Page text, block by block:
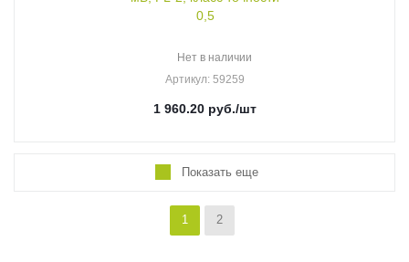
0,5
Нет в наличии
Артикул: 59259
1 960.20 руб./шт
Показать еще
1 2